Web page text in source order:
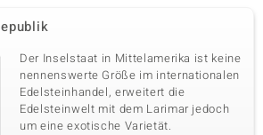
Der Inselstaat in Mittelamerika ist keine
nennenswerte Größe im internationalen
Edelsteinhandel, erweitert die
Edelsteinwelt mit dem Larimar jedoch
um eine exotische Varietät.